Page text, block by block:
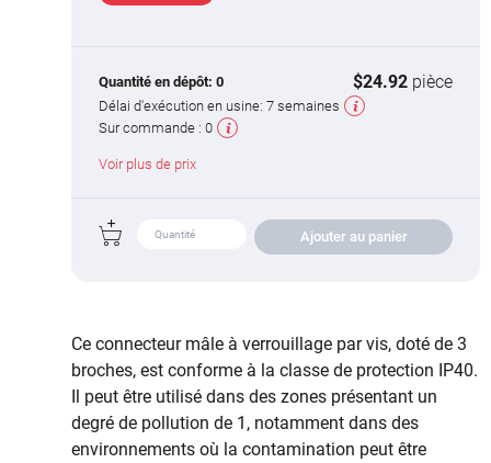
Quantité en dépôt: 0 $24.92 pièce
Délai d'exécution en usine: 7 semaines
Sur commande : 0
Voir plus de prix
Ajouter au panier
Ce connecteur mâle à verrouillage par vis, doté de 3
broches, est conforme à la classe de protection IP40.
Il peut être utilisé dans des zones présentant un
degré de pollution de 1, notamment dans des
environnements où la contamination peut être